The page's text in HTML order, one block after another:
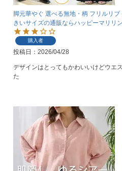
脚元華やぐ 選べる無地・柄 フリルリブ
きいサイズの通販ならハッピーマリリン
購入者
投稿日 2026/04/28
デザインはとってもかわいいけどウエ
た